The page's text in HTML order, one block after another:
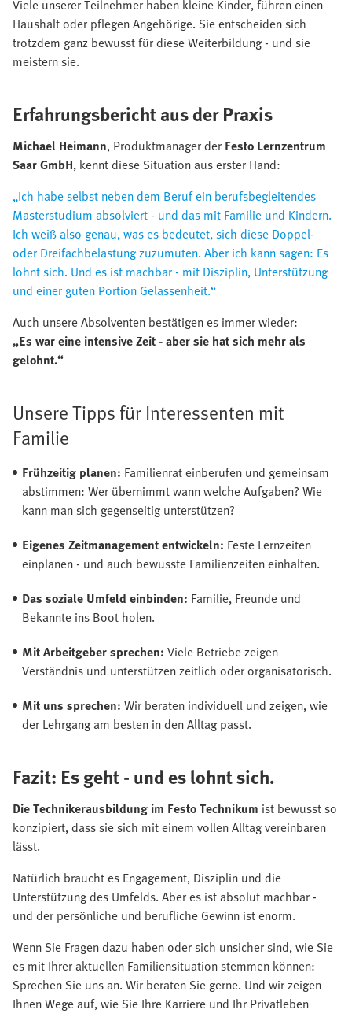
Viele unserer Teilnehmer haben kleine Kinder, führen einen
Haushalt oder pflegen Angehörige. Sie entscheiden sich
trotzdem ganz bewusst für diese Weiterbildung - und sie
meistern sie.
Erfahrungsbericht aus der Praxis
Michael Heimann, Produktmanager der Festo Lernzentrum
Saar GmbH, kennt diese Situation aus erster Hand:
„Ich habe selbst neben dem Beruf ein berufsbegleitendes
Masterstudium absolviert - und das mit Familie und Kindern.
Ich weiß also genau, was es bedeutet, sich diese Doppel-
oder Dreifachbelastung zuzumuten. Aber ich kann sagen: Es
lohnt sich. Und es ist machbar - mit Disziplin, Unterstützung
und einer guten Portion Gelassenheit.“
Auch unsere Absolventen bestätigen es immer wieder:
„Es war eine intensive Zeit - aber sie hat sich mehr als
gelohnt.“
Unsere Tipps für Interessenten mit
Familie
Frühzeitig planen: Familienrat einberufen und gemeinsam
abstimmen: Wer übernimmt wann welche Aufgaben? Wie
kann man sich gegenseitig unterstützen?
Eigenes Zeitmanagement entwickeln: Feste Lernzeiten
einplanen - und auch bewusste Familienzeiten einhalten.
Das soziale Umfeld einbinden: Familie, Freunde und
Bekannte ins Boot holen.
Mit Arbeitgeber sprechen: Viele Betriebe zeigen
Verständnis und unterstützen zeitlich oder organisatorisch.
Mit uns sprechen: Wir beraten individuell und zeigen, wie
der Lehrgang am besten in den Alltag passt.
Fazit: Es geht - und es lohnt sich.
Die Technikerausbildung im Festo Technikum ist bewusst so
konzipiert, dass sie sich mit einem vollen Alltag vereinbaren
lässt.
Natürlich braucht es Engagement, Disziplin und die
Unterstützung des Umfelds. Aber es ist absolut machbar -
und der persönliche und berufliche Gewinn ist enorm.
Wenn Sie Fragen dazu haben oder sich unsicher sind, wie Sie
es mit Ihrer aktuellen Familiensituation stemmen können:
Sprechen Sie uns an. Wir beraten Sie gerne. Und wir zeigen
Ihnen Wege auf, wie Sie Ihre Karriere und Ihr Privatleben